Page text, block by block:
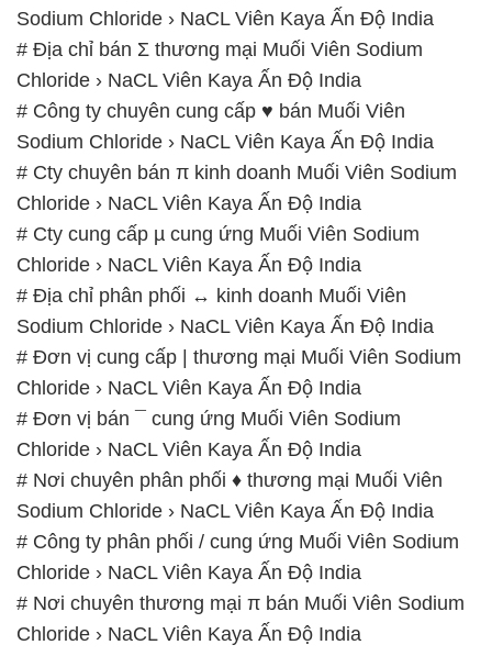
Sodium Chloride › NaCL Viên Kaya Ấn Độ India
# Địa chỉ bán Σ thương mại Muối Viên Sodium
Chloride › NaCL Viên Kaya Ấn Độ India
# Công ty chuyên cung cấp ♥ bán Muối Viên
Sodium Chloride › NaCL Viên Kaya Ấn Độ India
# Cty chuyên bán π kinh doanh Muối Viên Sodium
Chloride › NaCL Viên Kaya Ấn Độ India
# Cty cung cấp µ cung ứng Muối Viên Sodium
Chloride › NaCL Viên Kaya Ấn Độ India
# Địa chỉ phân phối ↔ kinh doanh Muối Viên
Sodium Chloride › NaCL Viên Kaya Ấn Độ India
# Đơn vị cung cấp | thương mại Muối Viên Sodium
Chloride › NaCL Viên Kaya Ấn Độ India
# Đơn vị bán ¯ cung ứng Muối Viên Sodium
Chloride › NaCL Viên Kaya Ấn Độ India
# Nơi chuyên phân phối ♦ thương mại Muối Viên
Sodium Chloride › NaCL Viên Kaya Ấn Độ India
# Công ty phân phối / cung ứng Muối Viên Sodium
Chloride › NaCL Viên Kaya Ấn Độ India
# Nơi chuyên thương mại π bán Muối Viên Sodium
Chloride › NaCL Viên Kaya Ấn Độ India